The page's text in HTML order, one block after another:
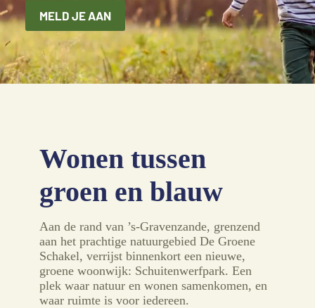
MELD JE AAN
Wonen tussen
groen en blauw
Aan de rand van ’s-Gravenzande, grenzend
aan het prachtige natuurgebied De Groene
Schakel, verrijst binnenkort een nieuwe,
groene woonwijk: Schuitenwerfpark. Een
plek waar natuur en wonen samenkomen, en
waar ruimte is voor iedereen.